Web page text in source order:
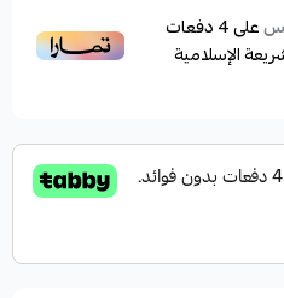
(UVA وUVB)، حيث تمنع ما يزيد عن 98% من الأشعة الضارة، مما
الشمسية والمشكلات
لأشعة الشمس.
شاملة للذراعين، مما يوفر
لاستخدام واقي
على4دفعات
الإسلامية